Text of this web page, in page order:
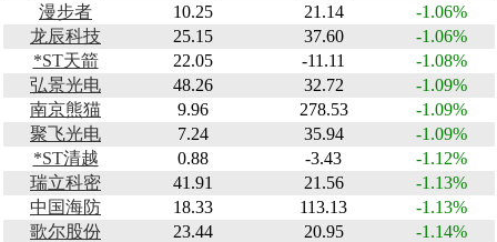
漫步者
10.25 21.14
-1.06%
龙辰科技
25.15 37.60
-1.06%
*ST天箭
22.05 -11.11
-1.08%
弘景光电
48.26 32.72
-1.09%
南京熊猫
9.96 278.53
-1.09%
聚飞光电
7.24 35.94
-1.09%
*ST清越
0.88 -3.43
-1.12%
瑞立科密
41.91 21.56
-1.13%
中国海防
18.33 113.13
-1.13%
歌尔股份
23.44 20.95
-1.14%